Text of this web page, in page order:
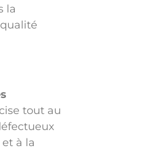
la
tout au
à la